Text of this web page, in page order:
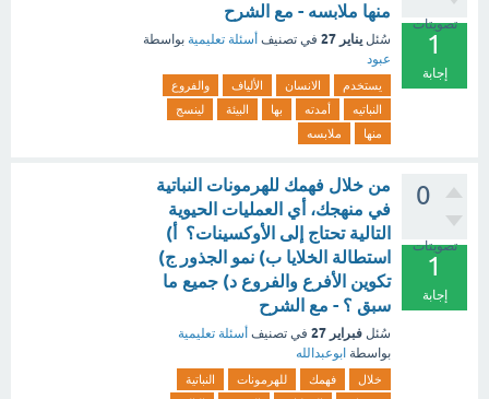
تصويتات
1
إجابة
منها ملابسه - مع الشرح
سُئل يناير 27 في تصنيف أسئلة تعليمية بواسطة
عبود
يستخدم الانسان الألياف
والفروع
النباتيه
أمدته بها البيئة
لينسج
منها
ملابسه
0
تصويتات
1
إجابة
من خلال فهمك للهرمونات النباتية
في منهجك، أي العمليات الحيوية
التالية تحتاج إلى الأوكسينات؟ أ)
استطالة الخلايا ب) نمو الجذور ج)
تكوين الأفرع والفروع د) جميع ما
سبق ؟ - مع الشرح
سُئل فبراير 27 في تصنيف أسئلة تعليمية
بواسطة ابوعبدالله
خلال فهمك للهرمونات
النباتية